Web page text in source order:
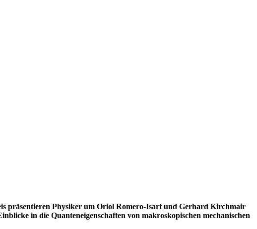
präsentieren Physiker um Oriol Romero-Isart und Gerhard Kirchmair
in die Quanteneigenschaften von makroskopischen mechanischen